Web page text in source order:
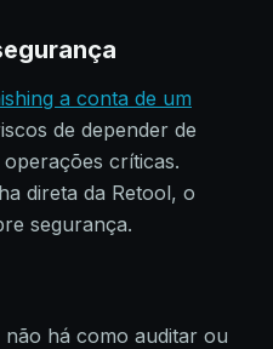
a conta de um
de depender de
críticas.
direta da Retool, o
segurança.
não há como auditar ou